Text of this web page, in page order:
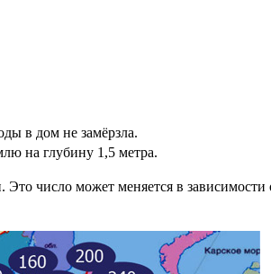
в дом не замёрзла.
на глубину 1,5 метра.
Это число может меняется в зависимости